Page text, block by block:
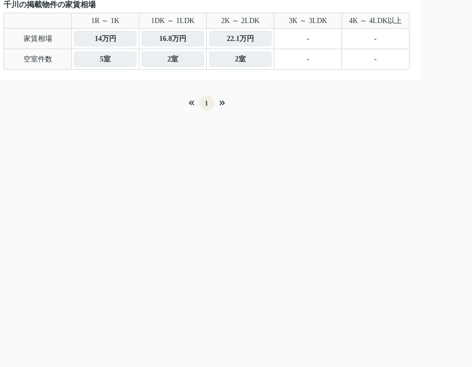
千川の掲載物件の家賃相場
1R ～ 1K 1DK ～ 1LDK 2K ～ 2LDK 3K ～ 3LDK 4K ～ 4LDK以上
家賃相場 14万円 16.8万円 22.1万円 - -
空室件数 5室 2室 2室 - -
1